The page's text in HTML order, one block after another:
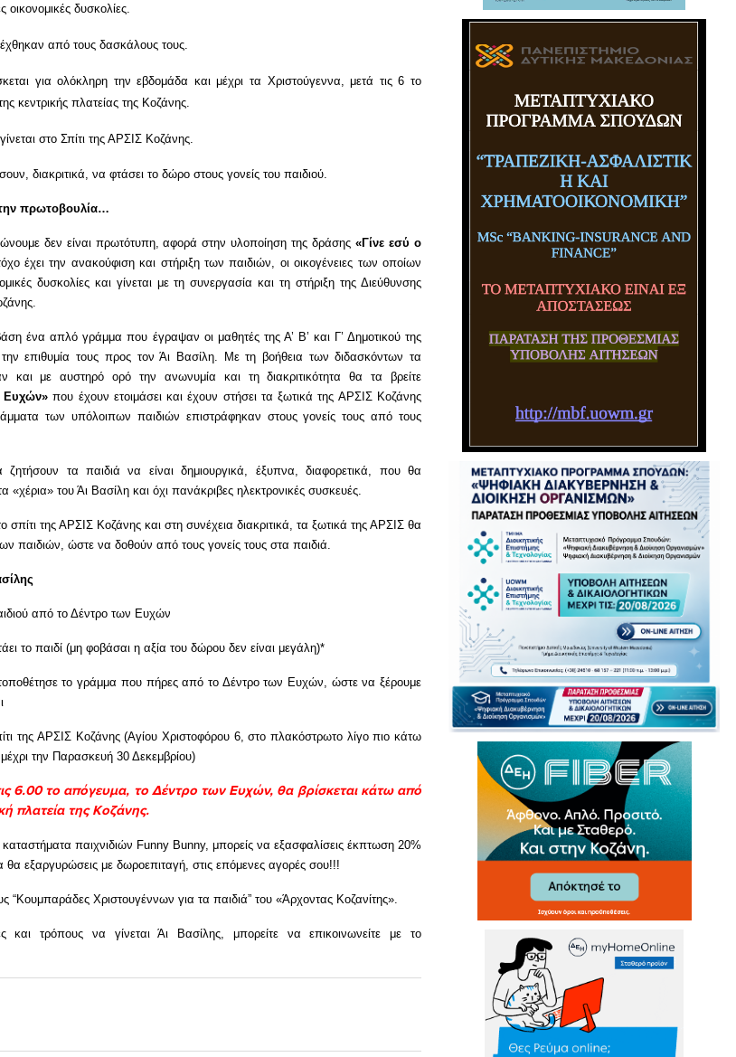
δυσκολίες.
από τους δασκάλους τους.
για ολόκληρη την εβδομάδα και μέχρι τα Χριστούγεννα, μετά τις 6 το
κεντρικής πλατείας της Κοζάνης.
στο Σπίτι της ΑΡΣΙΣ Κοζάνης.
διακριτικά, να φτάσει το δώρο στους γονείς του παιδιού.
πρωτοβουλία…
δεν είναι πρωτότυπη, αφορά στην υλοποίηση της δράσης«Γίνε εσύ ο
έχει την ανακούφιση και στήριξη των παιδιών, οι οικογένειες των οποίων
δυσκολίες και γίνεται με τη συνεργασία και τη στήριξη της Διεύθυνσης
ένα απλό γράμμα που έγραψαν οι μαθητές της Α’ Β’ και Γ’ Δημοτικού της
επιθυμία τους προς τον Άι Βασίλη. Με τη βοήθεια των διδασκόντων τα
και με αυστηρό ορό την ανωνυμία και τη διακριτικότητα θα τα βρείτε
Ευχών» που έχουν ετοιμάσει και έχουν στήσει τα ξωτικά της ΑΡΣΙΣ Κοζάνης
των υπόλοιπων παιδιών επιστράφηκαν στους γονείς τους από τους
τα παιδιά να είναι δημιουργικά, έξυπνα, διαφορετικά, που θα
του Άι Βασίλη και όχι πανάκριβες ηλεκτρονικές συσκευές.
της ΑΡΣΙΣ Κοζάνης και στη συνέχεια διακριτικά, τα ξωτικά της ΑΡΣΙΣ θα
παιδιών, ώστε να δοθούν από τους γονείς τους στα παιδιά.
από το Δέντρο των Ευχών
το παιδί (μη φοβάσαι η αξία του δώρου δεν είναι μεγάλη)*
το γράμμα που πήρες από το Δέντρο των Ευχών, ώστε να ξέρουμε
της ΑΡΣΙΣ Κοζάνης (Αγίου Χριστοφόρου 6, στο πλακόστρωτο λίγο πιο κάτω
την Παρασκευή 30 Δεκεμβρίου)
6.00 το απόγευμα, το Δέντρο των Ευχών, θα βρίσκεται κάτω από
πλατεία της Κοζάνης.
παιχνιδιών Funny Bunny, μπορείς να εξασφαλίσεις έκπτωση 20%
θα εξαργυρώσεις με δωροεπιταγή, στις επόμενες αγορές σου!!!
“Κουμπαράδες Χριστουγέννων για τα παιδιά” του «Άρχοντας Κοζανίτης».
και τρόπους να γίνεται Άι Βασίλης, μπορείτε να επικοινωνείτε με το